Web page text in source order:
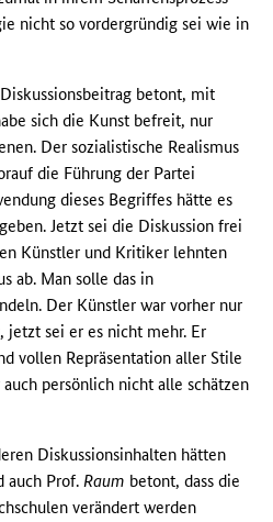
nicht so vordergründig sei wie in
betont, mit
sich die Kunst befreit, nur
Der sozialistische Realismus
die Führung der Partei
dieses Begriffes hätte es
Jetzt sei die Diskussion frei
Künstler und Kritiker lehnten
ab. Man solle das in
Der Künstler war vorher nur
sei er es nicht mehr. Er
vollen Repräsentation aller Stile
persönlich nicht alle schätzen
Diskussionsinhalten hätten
auch Prof.Raum betont, dass die
verändert werden